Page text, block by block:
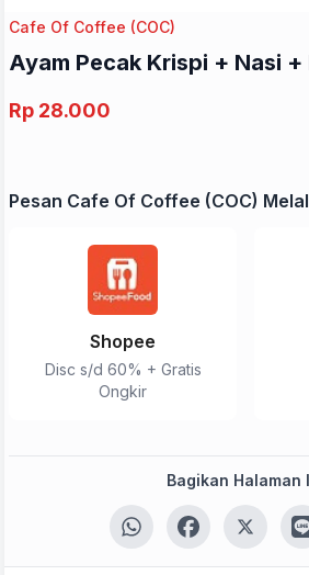
Cafe Of Coffee (COC)
Ayam Pecak Krispi + Nasi +
Rp 28.000
Pesan Cafe Of Coffee (COC)
Shopee
Disc s/d 60% + Gratis
Ongkir
Bagikan Halaman